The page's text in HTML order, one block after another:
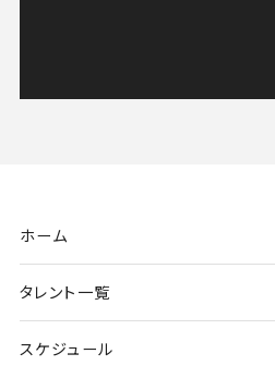
ホーム
タレント一覧
スケジュール